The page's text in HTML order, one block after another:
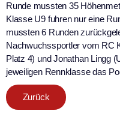
Runde mussten 35
Klasse U9 fuhren nur eine
mussten 6 Runden
Nachwuchssportler vom RC
Platz 4) und Jonathan Lingg
jeweiligen Rennklasse das
Zurück